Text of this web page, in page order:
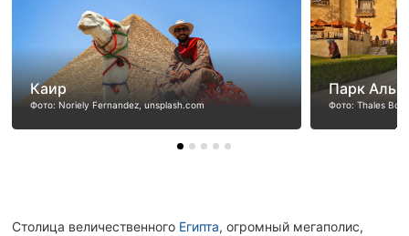
Каир
Фото: Noriely Fernandez, unsplash.com
Парк Аль-
Фото: Thales
Столица величественного Египта, огромный мегаполис,